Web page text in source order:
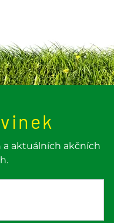
aktuálních akčních